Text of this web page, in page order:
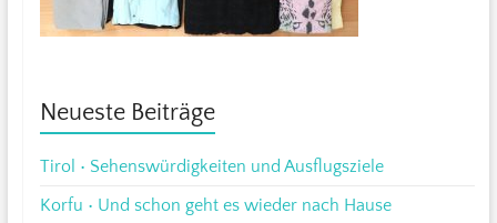
Neueste Beiträge
Tirol • Sehenswürdigkeiten und Ausflugsziele
Korfu • Und schon geht es wieder nach Hause